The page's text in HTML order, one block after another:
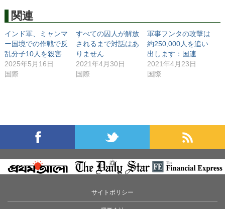
関連
インド軍、ミャンマ
ー国境での作戦で反
乱分子10人を殺害
2025年5月16日
国際
すべての囚人が解放
されるまで対話はあ
りません
2021年4月30日
国際
軍事フンタの攻撃は
約250,000人を追い
出します：国連
2021年4月23日
国際
サイトポリシー